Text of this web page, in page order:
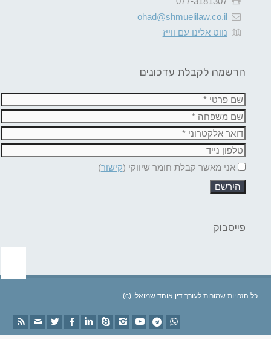
ohad@shmuelilaw.co.il
נווט אלינו עם ווייז
הרשמה לקבלת עדכונים
אני מאשר קבלת חומר שיווקי (קישור)
פייסבוק
(c) כל הזכויות שמורות לעורך דין אוהד שמואלי